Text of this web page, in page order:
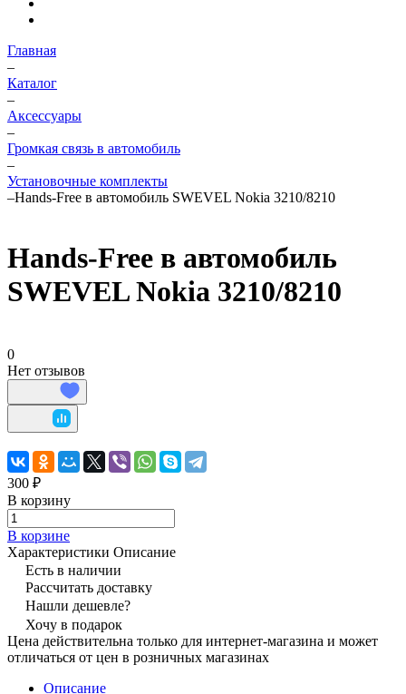
Главная
–
Каталог
–
Аксессуары
–
Громкая связь в автомобиль
–
Установочные комплекты
–Hands-Free в автомобиль SWEVEL Nokia 3210/8210
Hands-Free в автомобиль
SWEVEL Nokia 3210/8210
0
Нет отзывов
300 ₽
В корзину
В корзине
Характеристики Описание
Есть в наличии
Рассчитать доставку
Нашли дешевле?
Хочу в подарок
Цена действительна только для интернет-магазина и может
отличаться от цен в розничных магазинах
Описание